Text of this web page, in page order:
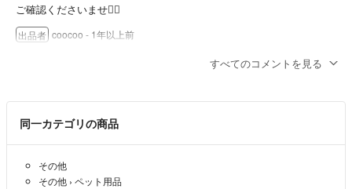
ご確認くださいませ🙇‍♀️
出品者 coocoo - 1年以上前
初めてですので、間違いがありましたらご指摘お願い致します。
宜しくお願いいたします🙇‍♀️
出品者 coocoo
すべてのコメントを見る
同一カテゴリの商品
その他
その他 › ペット用品